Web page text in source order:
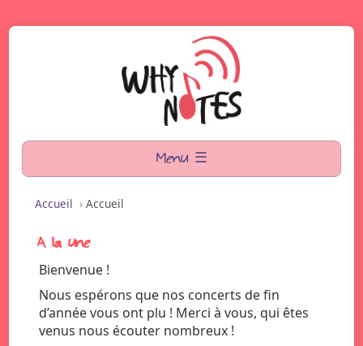
Menu ☰
Accueil ›Accueil
A la une
Bienvenue !
Nous espérons que nos concerts de fin
d’année vous ont plu ! Merci à vous, qui êtes
venus nous écouter nombreux !